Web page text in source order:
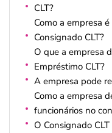
CLT?
Como a empresa
Consignado CLT?
O que a empresa
Empréstimo CLT?
A empresa pode
Como a empresa
funcionários no
O Consignado